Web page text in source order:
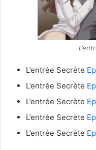
L’entrée Secrète
L’entrée Secrète
L’entrée Secrète
L’entrée Secrète
L’entrée Secrète